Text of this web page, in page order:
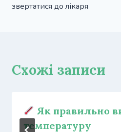
звертатися до лікаря
Схожі записи
Як правильно
температуру